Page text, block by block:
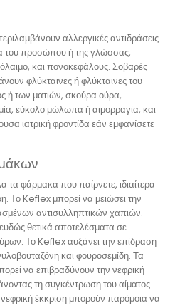
αλλεργικές αντιδράσεις
του προσώπου ή της γλώσσας,
και πονοκεφάλους. Σοβαρές
φλύκταινες ή φλύκταινες του
ή των ματιών, σκούρα ούρα,
εύκολο μώλωπα ή αιμορραγία, και
ιατρική φροντίδα εάν εμφανίσετε
τα φάρμακα που παίρνετε, ιδιαίτερα
Το Keflex μπορεί να μειώσει την
αντισυλληπτικών χαπιών.
θετικά αποτελέσματα σε
Το Keflex αυξάνει την επίδραση
και φουροσεμίδη. Τα
να επιβραδύνουν την νεφρική
τη συγκέντρωση του αίματος.
έκκριση μπορούν παρόμοια να